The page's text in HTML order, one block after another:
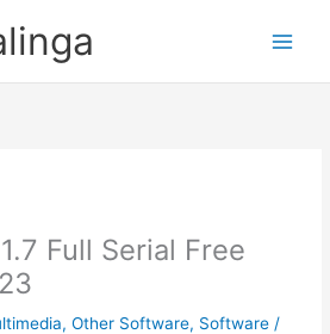
Full Serial Free
,Other Software, Software /